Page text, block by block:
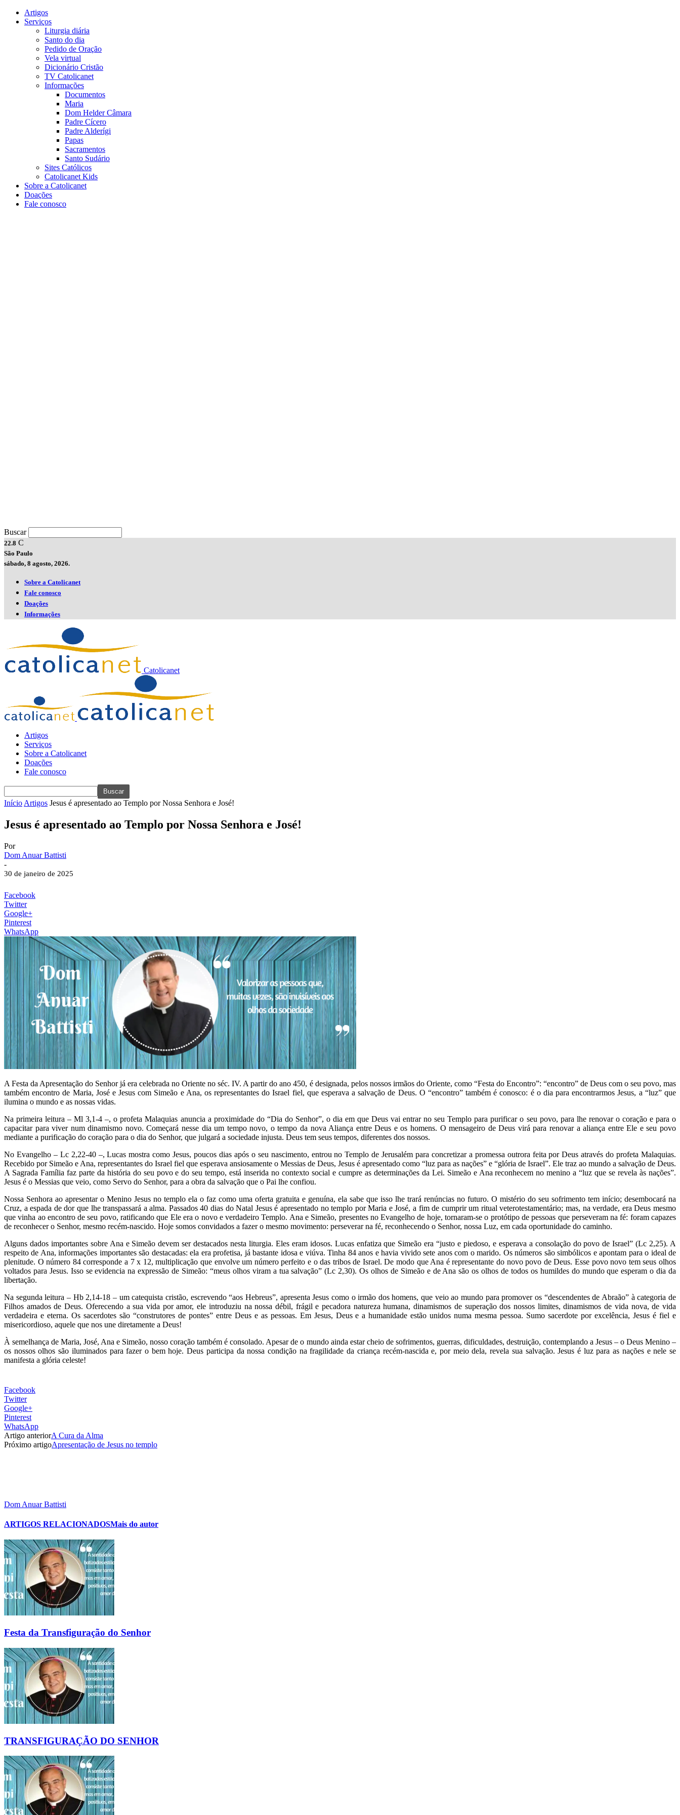
Artigos
Serviços
Liturgia diária
Santo do dia
Pedido de Oração
Vela virtual
Dicionário Cristão
TV Catolicanet
Informações
Documentos
Maria
Dom Helder Câmara
Padre Cícero
Padre Alderígi
Papas
Sacramentos
Santo Sudário
Sites Católicos
Catolicanet Kids
Sobre a Catolicanet
Doações
Fale conosco
Buscar
22.8 C
São Paulo
sábado, 8 agosto, 2026.
Sobre a Catolicanet
Fale conosco
Doações
Informações
Catolicanet
Artigos
Serviços
Sobre a Catolicanet
Doações
Fale conosco
Início Artigos Jesus é apresentado ao Templo por Nossa Senhora e José!
Jesus é apresentado ao Templo por Nossa Senhora e José!
Por
Dom Anuar Battisti
-
30 de janeiro de 2025
Facebook
Twitter
Google+
Pinterest
WhatsApp
A Festa da Apresentação do Senhor já era celebrada no Oriente no séc. IV. A partir do ano 450, é designada, pelos nossos irmãos do Oriente, como “Festa do Encontro”: “encontro” de Deus com o seu povo, mas
também encontro de Maria, José e Jesus com Simeão e Ana, os representantes do Israel fiel, que esperava a salvação de Deus. O “encontro” também é conosco: é o dia para encontrarmos Jesus, a “luz” que
ilumina o mundo e as nossas vidas.
Na primeira leitura – Ml 3,1-4 –, o profeta Malaquias anuncia a proximidade do “Dia do Senhor”, o dia em que Deus vai entrar no seu Templo para purificar o seu povo, para lhe renovar o coração e para o
capacitar para viver num dinamismo novo. Começará nesse dia um tempo novo, o tempo da nova Aliança entre Deus e os homens. O mensageiro de Deus virá para renovar a aliança entre Ele e seu povo
mediante a purificação do coração para o dia do Senhor, que julgará a sociedade injusta. Deus tem seus tempos, diferentes dos nossos.
No Evangelho – Lc 2,22-40 –, Lucas mostra como Jesus, poucos dias após o seu nascimento, entrou no Templo de Jerusalém para concretizar a promessa outrora feita por Deus através do profeta Malaquias.
Recebido por Simeão e Ana, representantes do Israel fiel que esperava ansiosamente o Messias de Deus, Jesus é apresentado como “luz para as nações” e “glória de Israel”. Ele traz ao mundo a salvação de Deus.
A Sagrada Família faz parte da história do seu povo e do seu tempo, está inserida no contexto social e cumpre as determinações da Lei. Simeão e Ana reconhecem no menino a “luz que se revela às nações”.
Jesus é o Messias que veio, como Servo do Senhor, para a obra da salvação que o Pai lhe confiou.
Nossa Senhora ao apresentar o Menino Jesus no templo ela o faz como uma oferta gratuita e genuína, ela sabe que isso lhe trará renúncias no futuro. O mistério do seu sofrimento tem início; desembocará na
Cruz, a espada de dor que lhe transpassará a alma. Passados 40 dias do Natal Jesus é apresentado no templo por Maria e José, a fim de cumprir um ritual veterotestamentário; mas, na verdade, era Deus mesmo
que vinha ao encontro de seu povo, ratificando que Ele era o novo e verdadeiro Templo. Ana e Simeão, presentes no Evangelho de hoje, tornaram-se o protótipo de pessoas que perseveram na fé: foram capazes
de reconhecer o Senhor, mesmo recém-nascido. Hoje somos convidados a fazer o mesmo movimento: perseverar na fé, reconhecendo o Senhor, nossa Luz, em cada oportunidade do caminho.
Alguns dados importantes sobre Ana e Simeão devem ser destacados nesta liturgia. Eles eram idosos. Lucas enfatiza que Simeão era “justo e piedoso, e esperava a consolação do povo de Israel” (Lc 2,25). A
respeito de Ana, informações importantes são destacadas: ela era profetisa, já bastante idosa e viúva. Tinha 84 anos e havia vivido sete anos com o marido. Os números são simbólicos e apontam para o ideal de
plenitude. O número 84 corresponde a 7 x 12, multiplicação que envolve um número perfeito e o das tribos de Israel. De modo que Ana é representante do novo povo de Deus. Esse povo novo tem seus olhos
voltados para Jesus. Isso se evidencia na expressão de Simeão: “meus olhos viram a tua salvação” (Lc 2,30). Os olhos de Simeão e de Ana são os olhos de todos os humildes do mundo que esperam o dia da
libertação.
Na segunda leitura – Hb 2,14-18 – um catequista cristão, escrevendo “aos Hebreus”, apresenta Jesus como o irmão dos homens, que veio ao mundo para promover os “descendentes de Abraão” à categoria de
Filhos amados de Deus. Oferecendo a sua vida por amor, ele introduziu na nossa débil, frágil e pecadora natureza humana, dinamismos de superação dos nossos limites, dinamismos de vida nova, de vida
verdadeira e eterna. Os sacerdotes são “construtores de pontes” entre Deus e as pessoas. Em Jesus, Deus e a humanidade estão unidos numa mesma pessoa. Sumo sacerdote por excelência, Jesus é fiel e
misericordioso, aquele que nos une diretamente a Deus!
À semelhança de Maria, José, Ana e Simeão, nosso coração também é consolado. Apesar de o mundo ainda estar cheio de sofrimentos, guerras, dificuldades, destruição, contemplando a Jesus – o Deus Menino –
os nossos olhos são iluminados para fazer o bem hoje. Deus participa da nossa condição na fragilidade da criança recém-nascida e, por meio dela, revela sua salvação. Jesus é luz para as nações e nele se
manifesta a glória celeste!
Facebook
Twitter
Google+
Pinterest
WhatsApp
Artigo anteriorA Cura da Alma
Próximo artigoApresentação de Jesus no templo
Dom Anuar Battisti
ARTIGOS RELACIONADOSMais do autor
Festa da Transfiguração do Senhor
TRANSFIGURAÇÃO DO SENHOR